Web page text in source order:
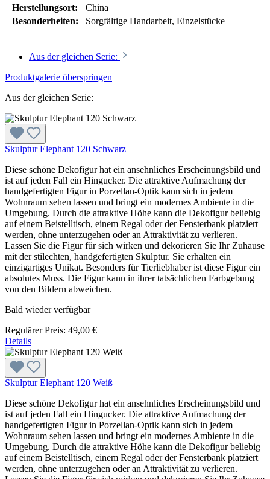
Herstellungsort:
China
Besonderheiten:
Sorgfältige Handarbeit, Einzelstücke
Aus der gleichen Serie:
Produktgalerie überspringen
Aus der gleichen Serie:
Skulptur Elephant 120 Schwarz
Diese schöne Dekofigur hat ein ansehnliches Erscheinungsbild und
ist auf jeden Fall ein Hingucker. Die attraktive Aufmachung der
handgefertigten Figur in Porzellan-Optik kann sich in jedem
Wohnraum sehen lassen und bringt ein modernes Ambiente in die
Umgebung. Durch die attraktive Höhe kann die Dekofigur beliebig
auf einem Beistelltisch, einem Regal oder der Fensterbank platziert
werden, ohne unterzugehen oder an Attraktivität zu verlieren.
Lassen Sie die Figur für sich wirken und dekorieren Sie Ihr Zuhause
mit der stilechten, handgefertigten Skulptur. Sie erhalten ein
einzigartiges Unikat. Besonders für Tierliebhaber ist diese Figur ein
absolutes Muss. Die Figur kann in ihrer tatsächlichen Farbgebung
von den Bildern abweichen.
Bald wieder verfügbar
Regulärer Preis: 49,00 €
Details
Skulptur Elephant 120 Weiß
Diese schöne Dekofigur hat ein ansehnliches Erscheinungsbild und
ist auf jeden Fall ein Hingucker. Die attraktive Aufmachung der
handgefertigten Figur in Porzellan-Optik kann sich in jedem
Wohnraum sehen lassen und bringt ein modernes Ambiente in die
Umgebung. Durch die attraktive Höhe kann die Dekofigur beliebig
auf einem Beistelltisch, einem Regal oder der Fensterbank platziert
werden, ohne unterzugehen oder an Attraktivität zu verlieren.